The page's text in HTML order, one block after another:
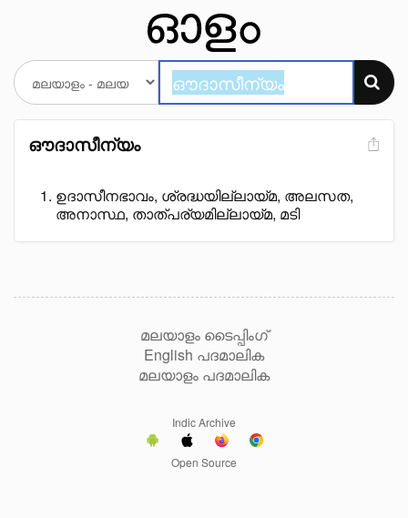
ഔദാസീന്യം
ഉദാസീനഭാവം, ശ്രദ്ധയില്ലായ്മ, അലസത,
അനാസ്ഥ, താത്പര്യമില്ലായ്മ, മടി
മലയാളം ടൈപ്പിംഗ്
English പദമാലിക
മലയാളം പദമാലിക
Indic Archive
Open Source